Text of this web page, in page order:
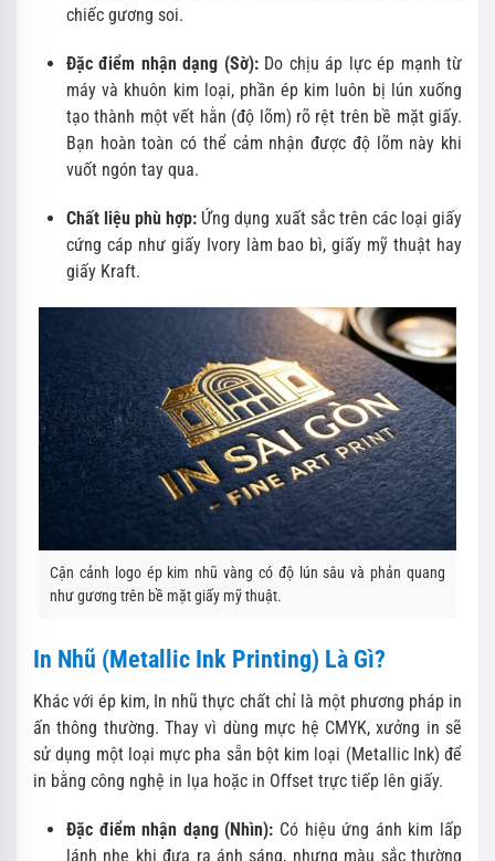
chiếc gương soi.
Đặc điểm nhận dạng (Sờ):Do chịu áp lực ép mạnh từ
máy và khuôn kim loại, phần ép kim luôn bị lún xuống
tạo thành một vết hằn (độ lõm) rõ rệt trên bề mặt giấy.
Bạn hoàn toàn có thể cảm nhận được độ lõm này khi
vuốt ngón tay qua.
Chất liệu phù hợp: Ứng dụng xuất sắc trên các loại giấy
cứng cáp như giấy Ivory làm bao bì, giấy mỹ thuật hay
giấy Kraft.
Cận cảnh logo ép kim nhũ vàng có độ lún sâu và phản quang
như gương trên bề mặt giấy mỹ thuật.
In Nhũ (Metallic Ink Printing) Là Gì?
Khác với ép kim, In nhũ thực chất chỉ là một phương pháp in
ấn thông thường. Thay vì dùng mực hệ CMYK, xưởng in sẽ
sử dụng một loại mực pha sẵn bột kim loại (Metallic Ink) để
in bằng công nghệ in lụa hoặc in Offset trực tiếp lên giấy.
Đặc điểm nhận dạng (Nhìn): Có hiệu ứng ánh kim lấp
lánh nhẹ khi đưa ra ánh sáng, nhưng màu sắc thường